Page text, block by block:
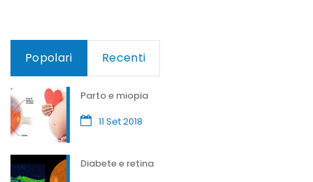
Popolari Recenti
Parto e miopia
11 Set 2018
Diabete e retina